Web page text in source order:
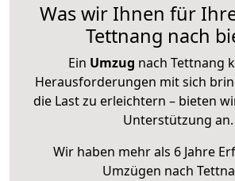
Was wir Ihnen für
Tettnang nach
Ein Umzug nach Tettnang
Herausforderungen mit sich
die Last zu erleichtern – bieten
Unterstützung an.
Wir haben mehr als 6 Jahre
Umzügen nach